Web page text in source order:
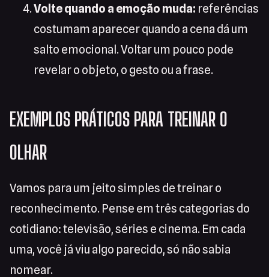
Volte quando a emoção muda: referências
costumam aparecer quando a cena dá um
salto emocional. Voltar um pouco pode
revelar o objeto, o gesto ou a frase.
EXEMPLOS PRÁTICOS PARA TREINAR O
OLHAR
Vamos para um jeito simples de treinar o
reconhecimento. Pense em três categorias do
cotidiano: televisão, séries e cinema. Em cada
uma, você já viu algo parecido, só não sabia
nomear.